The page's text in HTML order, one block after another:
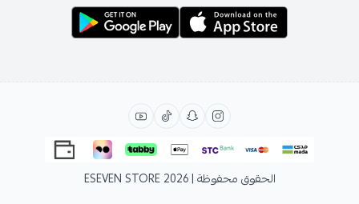
الحقوق محفوظة | 2026 ESEVEN STORE